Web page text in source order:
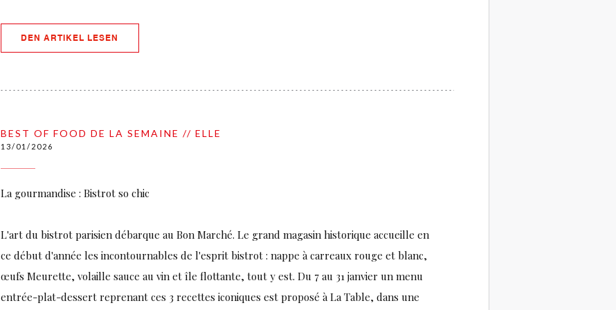
DEN ARTIKEL LESEN
BEST OF FOOD DE LA SEMAINE // ELLE
13/01/2026
La gourmandise : Bistrot so chic
L'art du bistrot parisien débarque au Bon Marché. Le grand magasin historique accueille en
ce début d'année les incontournables de l'esprit bistrot : nappe à carreaux rouge et blanc,
œufs Meurette, volaille sauce au vin et île flottante, tout y est. Du 7 au 31 janvier un menu
entrée-plat-dessert reprenant ces 3 recettes iconiques est proposé à La Table, dans une